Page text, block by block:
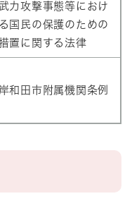
武力攻撃事態等におけ
る国民の保護のための
置に関する法律
岸和田市附属機関条例